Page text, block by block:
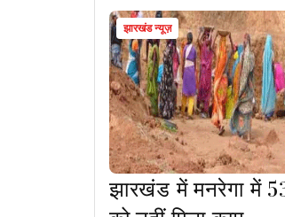
झारखंड न्यूज़
झारखंड में मनरेगा में